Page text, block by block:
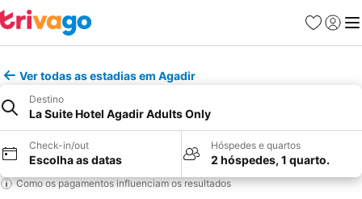
Favoritos
Iniciar
Ver todas as estadias em Agadir
Destino
La Suite Hotel Agadir Adults Only
Check-in/out
Escolha as datas
Hóspedes e quartos
2 hóspedes, 1 quarto.
Como os pagamentos influenciam os resultados